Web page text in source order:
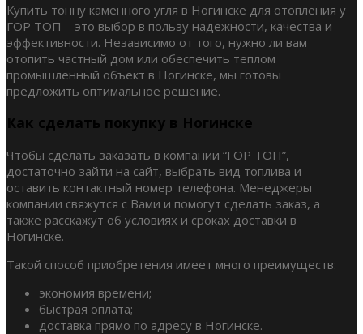
Купить тонну каменного угля в Ногинске для отопления у
ГОР ТОП – это выбор в пользу надежности, качества и
эффективности. Независимо от того, нужно ли вам
отопить частный дом или обеспечить теплом
промышленный объект в Ногинске, мы готовы
предложить оптимальное решение.
Как сделать покупку в Ногинске
Чтобы сделать заказать в компании “ГОР ТОП”,
достаточно зайти на сайт, выбрать вид топлива и
оставить контактный номер телефона. Менеджеры
компании свяжутся с Вами и помогут сделать заказ, а
также расскажут об условиях и сроках доставки в
Ногинске.
Такой способ приобретения имеет много преимуществ:
экономия времени;
быстрая оплата;
доставка прямо по адресу в Ногинске.